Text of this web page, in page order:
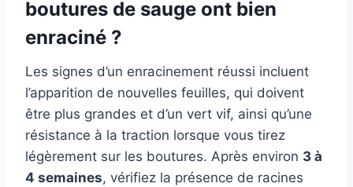
boutures de sauge ont bien
enraciné ?
Les signes d’un enracinement réussi incluent
l’apparition de nouvelles feuilles, qui doivent
être plus grandes et d’un vert vif, ainsi qu’une
résistance à la traction lorsque vous tirez
légèrement sur les boutures. Après environ 3 à
4 semaines, vérifiez la présence de racines